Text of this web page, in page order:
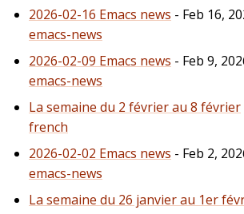
2026-02-16 Emacs news - Feb 16,
emacs-news
2026-02-09 Emacs news - Feb 9,
emacs-news
La semaine du 2 février au 8 février
french
2026-02-02 Emacs news - Feb 2,
emacs-news
La semaine du 26 janvier au 1er